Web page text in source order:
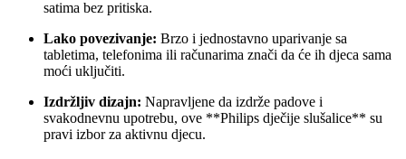
satima bez pritiska.
Lako povezivanje: Brzo i jednostavno uparivanje sa
tabletima, telefonima ili računarima znači da će ih djeca sama
moći uključiti.
Izdržljiv dizajn: Napravljene da izdrže padove i
svakodnevnu upotrebu, ove **Philips dječije slušalice** su
pravi izbor za aktivnu djecu.